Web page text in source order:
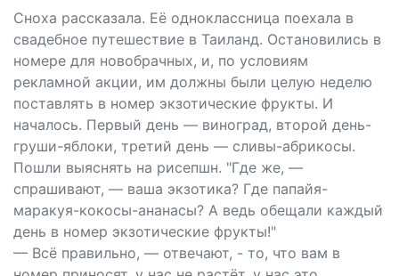
Сноха рассказала. Её одноклассница поехала в
свадебное путешествие в Таиланд. Остановились в
номере для новобрачных, и, по условиям
рекламной акции, им должны были целую неделю
поставлять в номер экзотические фрукты. И
началось. Первый день — виноград, второй день-
груши-яблоки, третий день — сливы-абрикосы.
Пошли выяснять на рисепшн. "Где же, —
спрашивают, — ваша экзотика? Где папайя-
маракуя-кокосы-ананасы? А ведь обещали каждый
день в номер экзотические фрукты!"
— Всё правильно, — отвечают, - то, что вам в